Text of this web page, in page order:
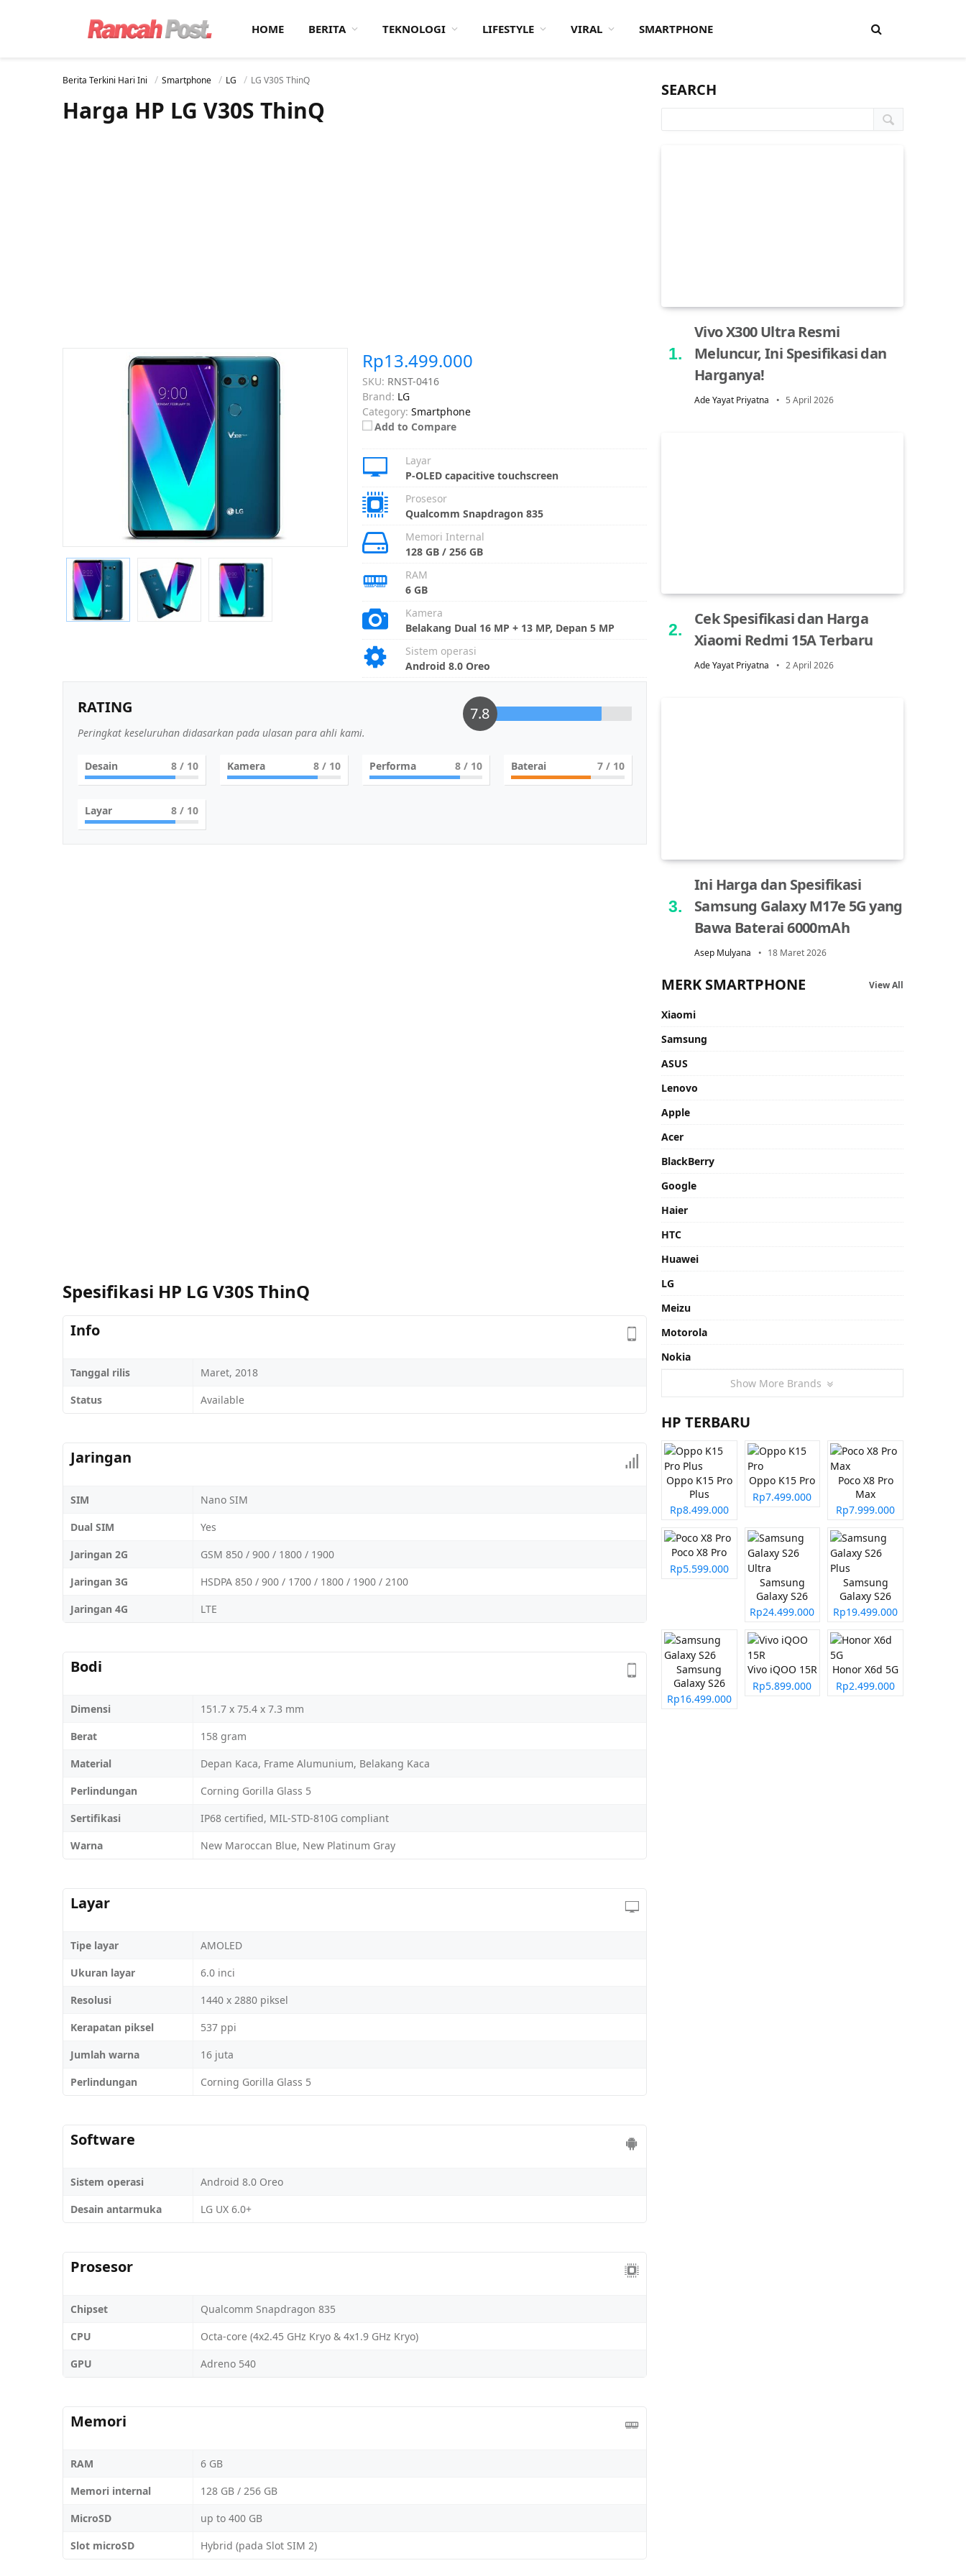
HOME BERITA TEKNOLOGI LIFESTYLE VIRAL SMARTPHONE
Berita Terkini Hari Ini Smartphone LG LG V30S ThinQ
Harga HP LG V30S ThinQ
Rp13.499.000
SKU: RNST-0416
Brand: LG
Category: Smartphone
Add to Compare
Layar
P-OLED capacitive touchscreen
Prosesor
Qualcomm Snapdragon 835
Memori Internal
128 GB / 256 GB
RAM
6 GB
Kamera
Belakang Dual 16 MP + 13 MP, Depan 5 MP
Sistem operasi
Android 8.0 Oreo
RATING
Peringkat keseluruhan didasarkan pada ulasan para ahli kami.
7.8
Desain 8/ 10 Kamera 8/ 10 Performa 8 / 10 Baterai 7 / 10
Layar 8/ 10
Spesifikasi HP LG V30S ThinQ
Info
Tanggal rilis
Maret, 2018
Status
Available
Jaringan
SIM
Nano SIM
Dual SIM
Yes
Jaringan 2G
GSM 850 / 900 / 1800 / 1900
Jaringan 3G
HSDPA 850 / 900 / 1700 / 1800 / 1900 / 2100
Jaringan 4G
LTE
Bodi
Dimensi
151.7 x 75.4 x 7.3 mm
Berat
158 gram
Material
Depan Kaca, Frame Alumunium, Belakang Kaca
Perlindungan
Corning Gorilla Glass 5
Sertifikasi
IP68 certified, MIL-STD-810G compliant
Warna
New Maroccan Blue, New Platinum Gray
Layar
Tipe layar
AMOLED
Ukuran layar
6.0 inci
Resolusi
1440 x 2880 piksel
Kerapatan piksel
537 ppi
Jumlah warna
16 juta
Perlindungan
Corning Gorilla Glass 5
Software
Sistem operasi
Android 8.0 Oreo
Desain antarmuka
LG UX 6.0+
Prosesor
Chipset
Qualcomm Snapdragon 835
CPU
Octa-core (4x2.45 GHz Kryo & 4x1.9 GHz Kryo)
GPU
Adreno 540
Memori
RAM
6 GB
Memori internal
128 GB / 256 GB
MicroSD
up to 400 GB
Slot microSD
Hybrid (pada Slot SIM 2)
SEARCH
Vivo X300 Ultra Resmi
Meluncur, Ini Spesifikasi dan
Harganya!
Ade Yayat Priyatna 5 April 2026
Cek Spesifikasi dan Harga
Xiaomi Redmi 15A Terbaru
Ade Yayat Priyatna 2 April 2026
Ini Harga dan Spesifikasi
Samsung Galaxy M17e 5G yang
Bawa Baterai 6000mAh
Asep Mulyana 18 Maret 2026
MERK SMARTPHONE View All
Xiaomi
Samsung
ASUS
Lenovo
Apple
Acer
BlackBerry
Google
Haier
HTC
Huawei
LG
Meizu
Motorola
Nokia
Show More Brands
HP TERBARU
Oppo K15 Pro
Plus
Rp8.499.000
Oppo K15 Pro
Rp7.499.000
Poco X8 Pro
Max
Rp7.999.000
Poco X8 Pro
Rp5.599.000
Samsung
Galaxy S26
Ultra
Rp24.499.000
Samsung
Galaxy S26
Plus
Rp19.499.000
Samsung
Galaxy S26
Rp16.499.000
Vivo iQOO 15R
Rp5.899.000
Honor X6d 5G
Rp2.499.000